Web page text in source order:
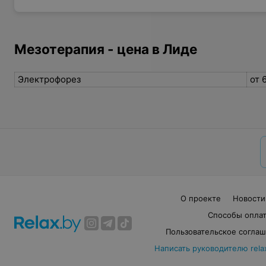
Мезотерапия - цена в Лиде
Электрофорез от
О проекте
Способы
Пользовательское
Написать руководителю